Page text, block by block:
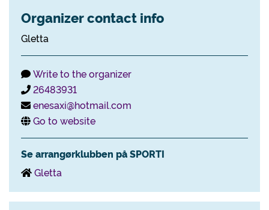
Organizer contact info
Gletta
Write to the organizer
26483931
enesaxi@hotmail.com
Go to website
Se arrangørklubben på SPORTI
Gletta